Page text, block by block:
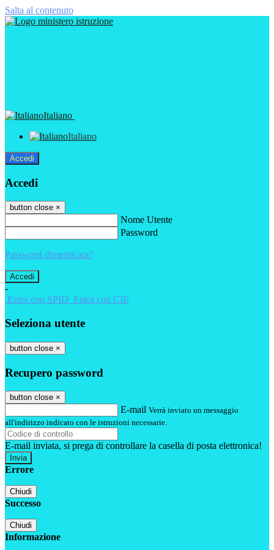
Salta al contenuto
Italiano
Italiano
Accedi
Accedi
button close ×
Nome Utente
Password
Password dimenticata?
-
Entra con SPID Entra con CIE
Seleziona utente
button close ×
Recupero password
button close ×
E-mail Verrà inviato un messaggio
all'indirizzo indicato con le istruzioni necessarie.
E-mail inviata, si prega di controllare la casella di posta elettronica!
Errore
Chiudi
Successo
Chiudi
Informazione